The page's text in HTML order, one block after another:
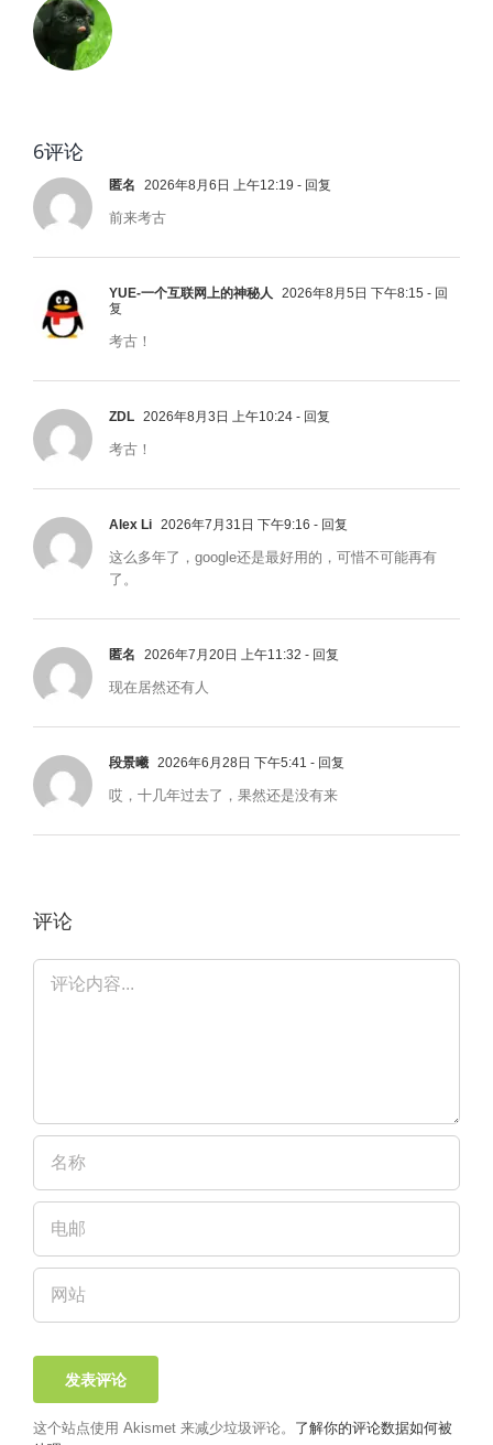
6评论
匿名 2026年8月6日 上午12:19 - 回复
前来考古
YUE-一个互联网上的神秘人 2026年8月5日 下午8:15 - 回
复
考古！
ZDL 2026年8月3日 上午10:24 - 回复
考古！
Alex Li 2026年7月31日 下午9:16 - 回复
这么多年了，google还是最好用的，可惜不可能再有
了。
匿名 2026年7月20日 上午11:32 - 回复
现在居然还有人
段景曦 2026年6月28日 下午5:41 - 回复
哎，十几年过去了，果然还是没有来
评论
评
这个站点使用 Akismet 来减少垃圾评论。 了解你的评论数据如何被